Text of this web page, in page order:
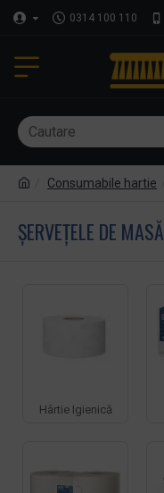
0314 100 110
Consumabile hartie
ȘERVEȚELE DE MASĂ
Hârtie Igienică